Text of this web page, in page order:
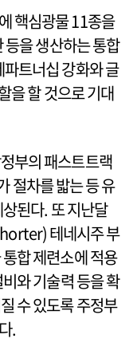
핵심광물 11종을
을 생산하는 통합
트너십 강화와 글
을 할 것으로 기대
부의 패스트트랙
절차를 밟는 등 유
된다. 또 지난달
테네시주 부
합 제련소에 적용
와 기술력 등을 확
수 있도록 주정부
.